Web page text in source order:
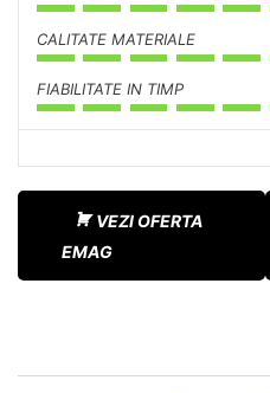
CALITATE MATERIALE
FIABILITATE IN TIMP
VEZI OFERTA
EMAG